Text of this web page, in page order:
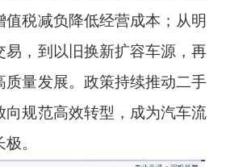
值税减负降低经营成本；从明
易，到以旧换新扩容车源，再
质量发展。政策持续推动二手
向规范高效转型，成为汽车流
。